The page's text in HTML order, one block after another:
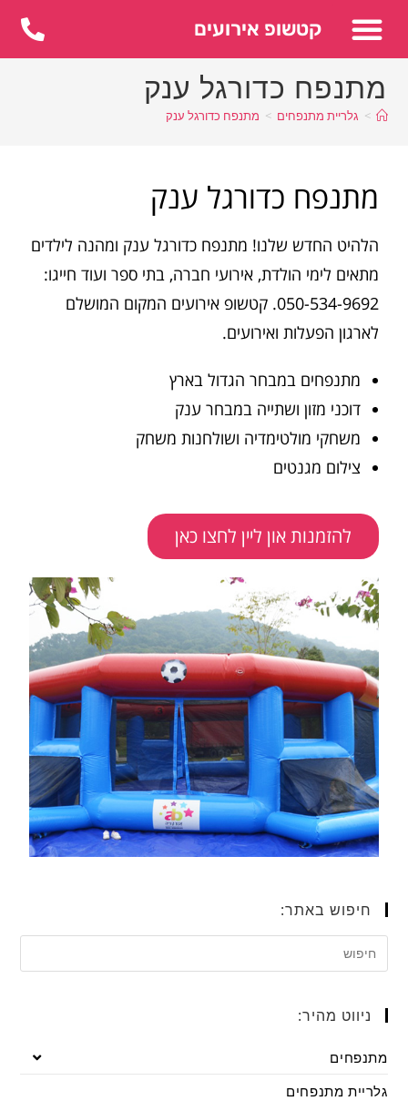
לתוכן
קטשופ אירועים
מתנפח כדורגל ענק
> גלריית מתנפחים > מתנפח כדורגל ענק
מתנפח כדורגל ענק
הלהיט החדש שלנו! מתנפח כדורגל ענק ומהנה לילדים
מתאים לימי הולדת, אירועי חברה, בתי ספר ועוד חייגו:
050-534-9692. קטשופ אירועים המקום המושלם
לארגון הפעלות ואירועים.
מתנפחים במבחר הגדול בארץ
דוכני מזון ושתייה במבחר ענק
משחקי מולטימדיה ושולחנות משחק
צילום מגנטים
להזמנות און ליין לחצו כאן
חיפוש באתר:
ניווט מהיר:
מתנפחים
גלריית מתנפחים